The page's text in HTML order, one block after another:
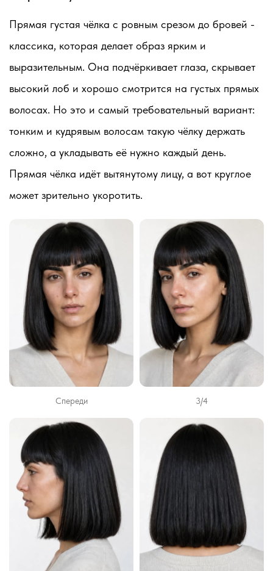
Прямая густая чёлка с ровным срезом до бровей -
классика, которая делает образ ярким и
выразительным. Она подчёркивает глаза, скрывает
высокий лоб и хорошо смотрится на густых прямых
волосах. Но это и самый требовательный вариант:
тонким и кудрявым волосам такую чёлку держать
сложно, а укладывать её нужно каждый день.
Прямая чёлка идёт вытянутому лицу, а вот круглое
может зрительно укоротить.
Спереди 3/4